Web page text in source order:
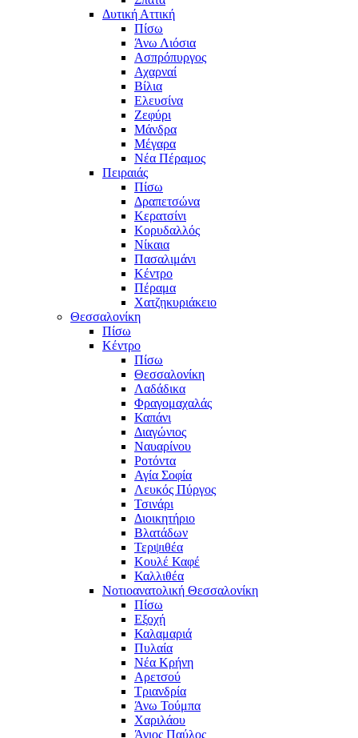
Δυτική Αττική
Πίσω
Άνω Λιόσια
Ασπρόπυργος
Αχαρναί
Βίλια
Ελευσίνα
Ζεφύρι
Μάνδρα
Μέγαρα
Νέα Πέραμος
Πειραιάς
Πίσω
Δραπετσώνα
Κερατσίνι
Κορυδαλλός
Νίκαια
Πασαλιμάνι
Κέντρο
Πέραμα
Χατζηκυριάκειο
Θεσσαλονίκη
Πίσω
Κέντρο
Πίσω
Θεσσαλονίκη
Λαδάδικα
Φραγομαχαλάς
Καπάνι
Διαγώνιος
Ναυαρίνου
Ροτόντα
Αγία Σοφία
Λευκός Πύργος
Τσινάρι
Διοικητήριο
Βλατάδων
Τερψιθέα
Κουλέ Καφέ
Καλλιθέα
Νοτιοανατολική Θεσσαλονίκη
Πίσω
Εξοχή
Καλαμαριά
Πυλαία
Νέα Κρήνη
Αρετσού
Τριανδρία
Άνω Τούμπα
Χαριλάου
Άγιος Παύλος